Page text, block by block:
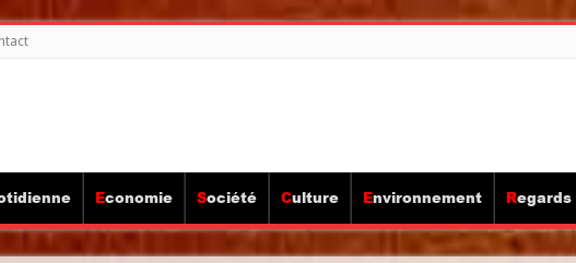
Economie Société Culture Environnement Regards